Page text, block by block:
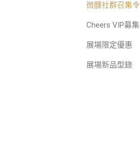
微醺社群召集令
Cheers VIP募集
展場限定優惠
展場新品型錄